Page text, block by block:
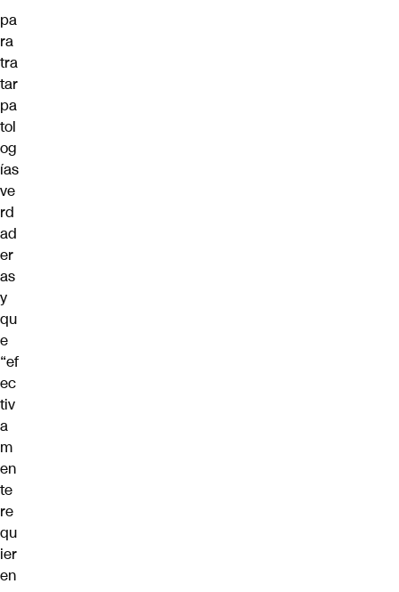
pa
ra
tra
tar
pa
tol
og
ías
ve
rd
ad
er
as
y
qu
e
“ef
ec
tiv
a
m
en
te
re
qu
ier
en